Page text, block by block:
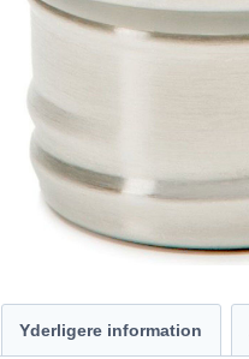
Yderligere information